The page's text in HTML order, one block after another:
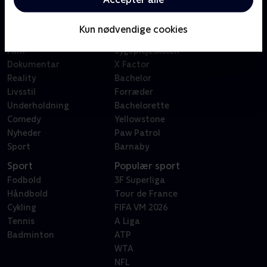
Kun nødvendige cookies
Kategorier
Film
Dokumentar
Reality
Livsstil
Underholdning
Comedy
Nyheder
Sport
Badehotellet
Sygeplejeskolen
X Factor
Bachelor
Forræder
Bachelorette
Yellowstone
Paw Patrol
Barnaby
Sport
Fodbold
Håndbold
Cykling
Tennis
Badminton
Populær sport
3F Superliga
Tour de France
FIFA VM 2026
A Liga
ATP
WTA
NFL